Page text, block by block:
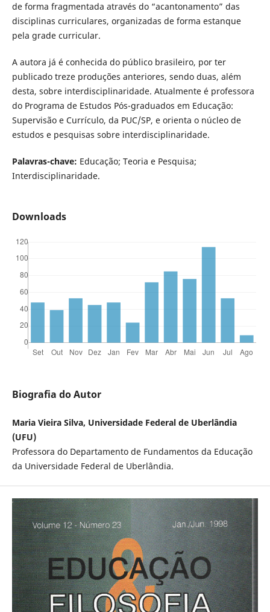
de forma fragmentada através do “acantonamento” das
disciplinas curriculares, organizadas de forma estanque
pela grade curricular.
A autora já é conhecida do público brasileiro, por ter
publicado treze produções anteriores, sendo duas, além
desta, sobre interdisciplinaridade. Atualmente é professora
do Programa de Estudos Pós-graduados em Educação:
Supervisão e Currículo, da PUC/SP, e orienta o núcleo de
estudos e pesquisas sobre interdisciplinaridade.
Palavras-chave: Educação; Teoria e Pesquisa;
Interdisciplinaridade.
Downloads
Biografia do Autor
Maria Vieira Silva, Universidade Federal de Uberlândia
(UFU)
Professora do Departamento de Fundamentos da Educação
da Universidade Federal de Uberlândia.